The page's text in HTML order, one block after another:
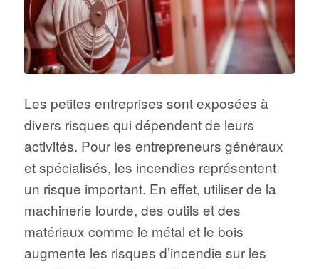
Les petites entreprises sont exposées à
divers risques qui dépendent de leurs
activités. Pour les entrepreneurs généraux
et spécialisés, les incendies représentent
un risque important. En effet, utiliser de la
machinerie lourde, des outils et des
matériaux comme le métal et le bois
augmente les risques d’incendie sur les